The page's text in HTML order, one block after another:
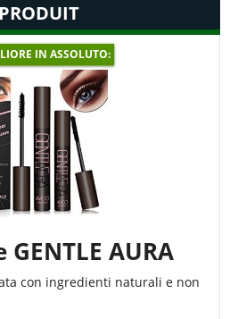
PRODUIT
IN ASSOLUTO:
AURA
con ingredienti naturali e non